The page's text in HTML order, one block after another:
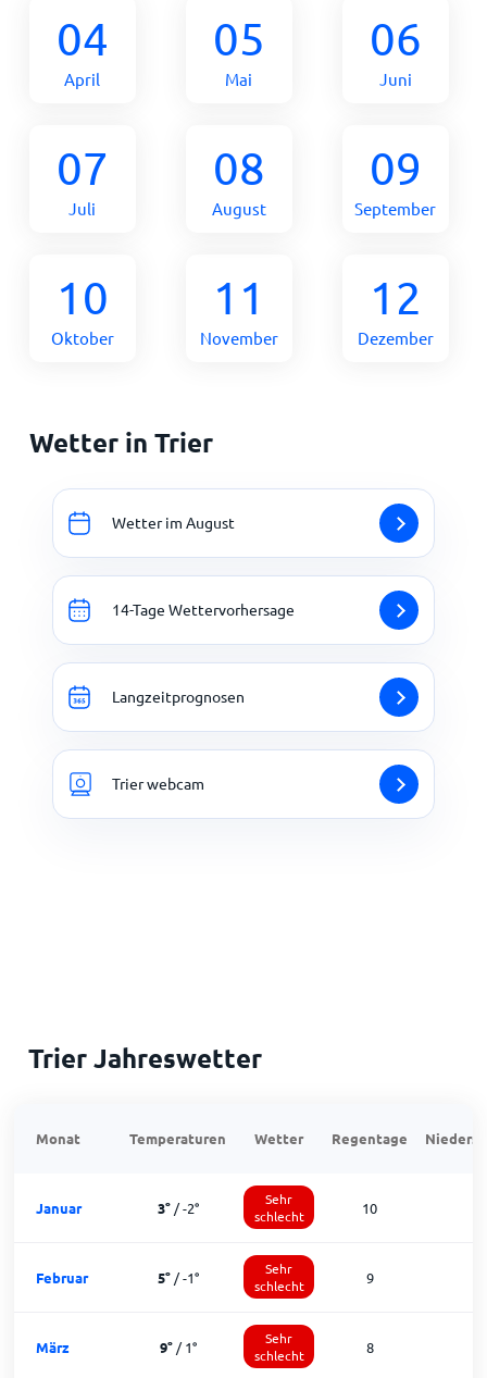
04
April
05
Mai
06
Juni
07
Juli
08
August
09
September
10
Oktober
11
November
12
Dezember
Wetter in Trier
Wetter im August
14-Tage Wettervorhersage
Langzeitprognosen
Trier webcam
Trier Jahreswetter
Monat Temperaturen Wetter Regentage
Januar 3°/-2°
Sehr
schlecht
10
Februar 5°/-1°
Sehr
schlecht
9
März 9°/1°
Sehr
schlecht
8